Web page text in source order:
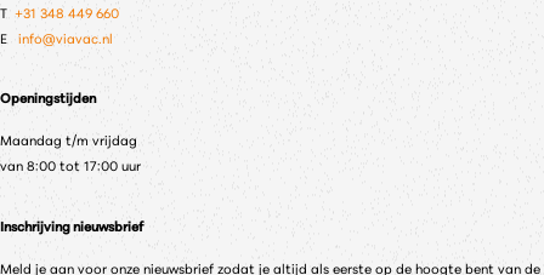
T +31 348 449 660
E info@viavac.nl
Openingstijden
Maandag t/m vrijdag
van 8:00 tot 17:00 uur
Inschrijving nieuwsbrief
Meld je aan voor onze nieuwsbrief zodat je altijd als eerste op de hoogte bent van de